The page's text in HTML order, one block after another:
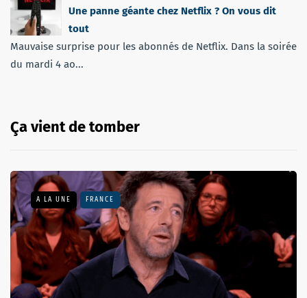
Une panne géante chez Netflix ? On vous dit
tout
Mauvaise surprise pour les abonnés de Netflix. Dans la soirée
du mardi 4 ao...
Ça vient de tomber
A LA UNE FRANCE